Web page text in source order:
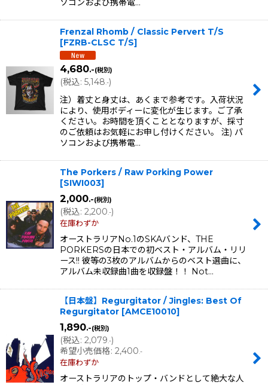
Frenzal Rhomb / Classic Pervert T/S
[FZRB-CLSC T/S]
4,680.-(税別)
(税込: 5,148.-)
注）着丈と身丈は、あくまで参考です。入荷状況
により、使用ボディーに変化が生じます。ご了承
ください。お時間を頂くこととなりますが、採寸
のご依頼はお気軽にお申し付けください。 注) パ
ソコンおよび携帯電…
The Porkers / Raw Porking Power
[SIWI003]
2,000.-(税別)
(税込: 2,200.-)
在庫わずか
オーストラリアNo.1のSKAバンド、THE
PORKERSの日本での初ベスト・アルバム・リリ
ース!! 彼等の3枚のアルバムからのベスト選曲に、
アルバム未収録曲1曲を収録盤！！ Not…
【日本盤】Regurgitator / Jingles: Best Of
Regurgitator [AMCE10010]
1,890.-(税別)
(税込: 2,079.-)
希望小売価格: 2,400.-
在庫わずか
オーストラリアのトップ・バンドとして絶大な人